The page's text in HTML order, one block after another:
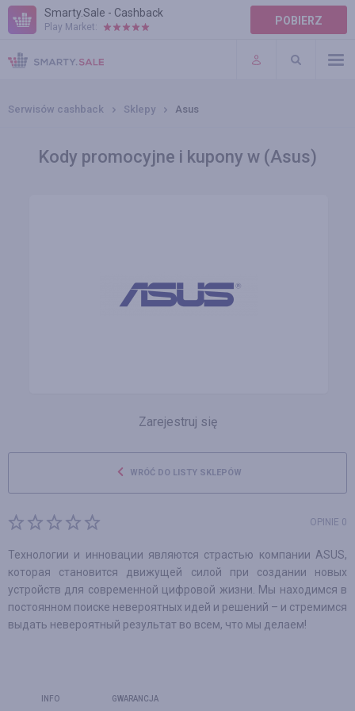
Smarty.Sale - Cashback
Play Market: POBIERZ
POMOC
WARUNKI
Serwisów cashback Sklepy Asus
Kody promocyjne i kupony w (Asus)
Zarejestruj się
WRÓĆ DO LISTY SKLEPÓW
OPINIE 0
Технологии и инновации являются страстью компании ASUS,
которая становится движущей силой при создании новых
устройств для современной цифровой жизни. Мы находимся в
постоянном поиске невероятных идей и решений – и стремимся
выдать невероятный результат во всем, что мы делаем!
INFO GWARANCJA